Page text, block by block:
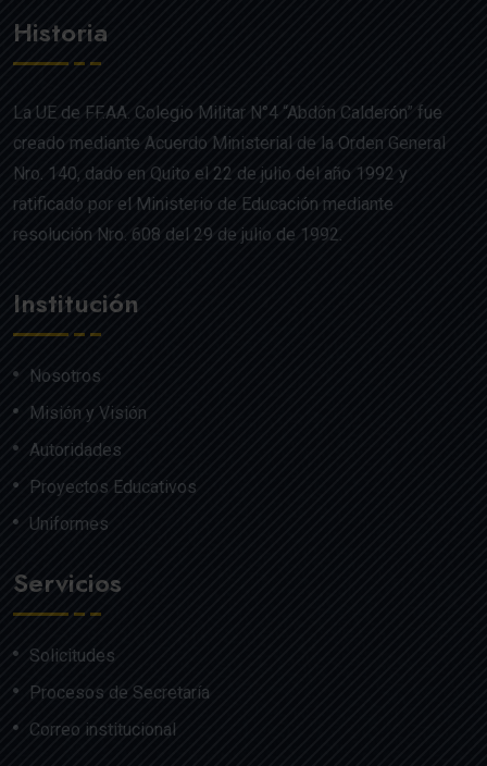
Historia
La UE de FF.AA. Colegio Militar N°4 “Abdón Calderón” fue
creado mediante Acuerdo Ministerial de la Orden General
Nro. 140, dado en Quito el 22 de julio del año 1992 y
ratificado por el Ministerio de Educación mediante
resolución Nro. 608 del 29 de julio de 1992.
Institución
Nosotros
Misión y Visión
Autoridades
Proyectos Educativos
Uniformes
Servicios
Solicitudes
Procesos de Secretaría
Correo institucional